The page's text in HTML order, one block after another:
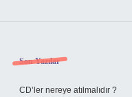
Sidebar
Son Yazılar
CD’ler nereye atılmalıdır ?